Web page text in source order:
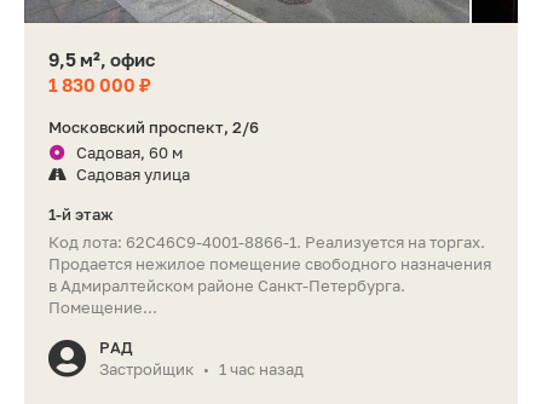
9,5 м², офис
1 830 000 ₽
Московский проспект, 2/6
Садовая, 60 м
Садовая улица
1-й этаж
Код лота: 62C46C9-4001-8866-1. Реализуется на торгах.
Продается нежилое помещение свободного назначения
в Адмиралтейском районе Санкт-Петербурга.
Помещение...
РАД
Застройщик • 1 час назад